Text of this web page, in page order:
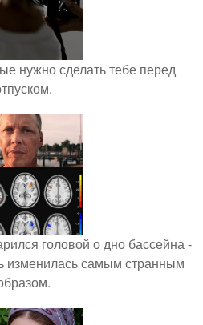
нужно сделать тебе перед
головой о дно бассейна -
изменилась самым странным